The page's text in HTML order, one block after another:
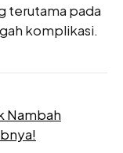
terutama pada
komplikasi.
Nambah